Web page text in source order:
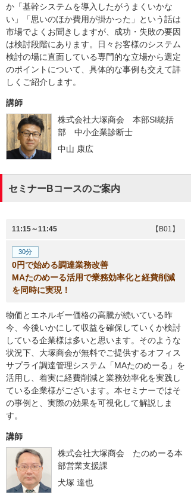
か「基幹システムを導入したがうまくいかな
い」「思いのほか費用が掛かった」という話は
市場でよくお聞きしますが、成功・失敗の要因
は検討段階にあります。日々お客様のシステム
検討の場に直面している専門的な立場から選定
のポイントについて、具体的な事例も交えて詳
しくご紹介します。
講師
株式会社大塚商会 本部SI統括
部
中小企業診断士
中山 康広
セミナーBコースのご案内
11:15～11:45 【B01】
30分
0円で始める調達業務改善
MAたのめーる活用で業務効率化と経費削減
を同時に実現！
物価とエネルギー価格の高騰が続いている昨
今、今後いかにして収益を確保していくか検討
している企業様は多いと思います。そのような
状況下、大塚商会が無料でご提供するオフィス
サプライ調達管理システム「MAたのめーる」を
活用し、着実に経費削減と業務効率化を実践し
ている企業様がございます。本セミナーではそ
の事例と、実際の効果を可視化して解説しま
す。
講師
株式会社大塚商会 たのめーる本
部営業支援課
犬塚 達也